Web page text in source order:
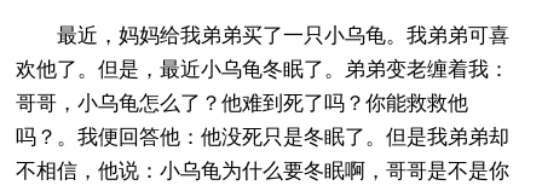
最近，妈妈给我弟弟买了一只小乌龟。我弟弟可喜
欢他了。但是，最近小乌龟冬眠了。弟弟变老缠着我：
哥哥，小乌龟怎么了？他难到死了吗？你能救救他
吗？。我便回答他：他没死只是冬眠了。但是我弟弟却
不相信，他说：小乌龟为什么要冬眠啊，哥哥是不是你